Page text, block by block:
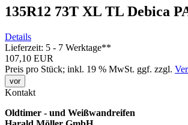
135R12 73T XL TL Debica
Details
Lieferzeit: 5 - 7 Werktage**
107,10 EUR
Preis pro Stück; inkl. 19 % MwSt. ggf. zzgl.
vor
Kontakt
Oldtimer - und Weißwandreifen